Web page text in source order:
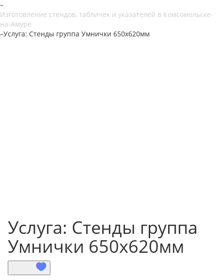
–
Изготовление стендов, табличек и указателей в Комсомольске-
на-Амуре
–Услуга: Стенды группа Умнички 650х620мм
Услуга: Стенды группа
Умнички 650х620мм